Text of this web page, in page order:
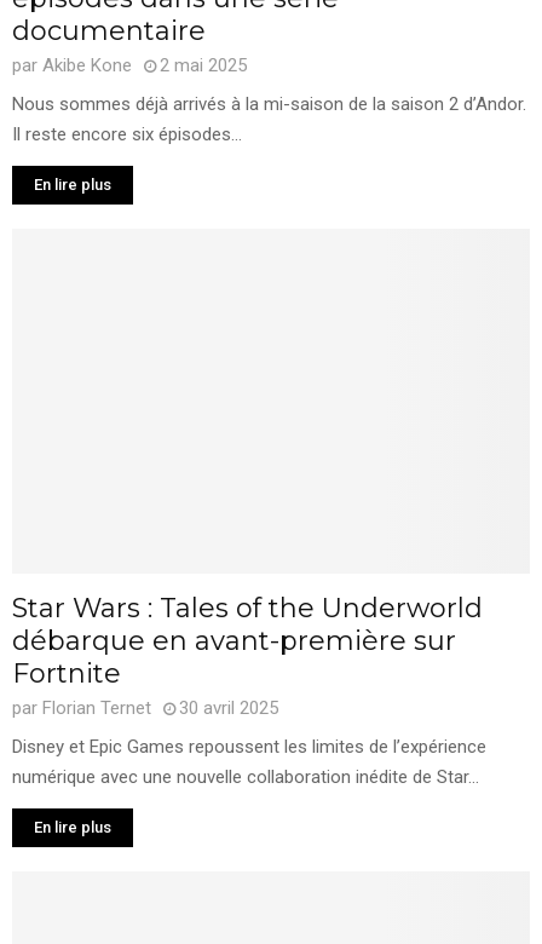
documentaire
par Akibe Kone
2 mai 2025
Nous sommes déjà arrivés à la mi-saison de la saison 2 d’Andor.
Il reste encore six épisodes...
En lire plus
Star Wars : Tales of the Underworld
débarque en avant-première sur
Fortnite
par Florian Ternet
30 avril 2025
Disney et Epic Games repoussent les limites de l’expérience
numérique avec une nouvelle collaboration inédite de Star...
En lire plus